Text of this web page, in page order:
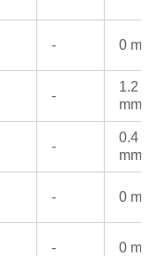
- 0
-
1.2
mm
-
0.4
mm
- 0
- 0